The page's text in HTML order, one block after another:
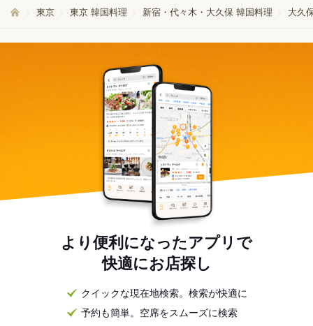
東京 東京 韓国料理 新宿・代々木・大久保 韓国料理 大久
より便利になったアプリで
快適にお店探し
クイックな現在地検索。検索が快適に
予約も簡単。空席をスムーズに検索